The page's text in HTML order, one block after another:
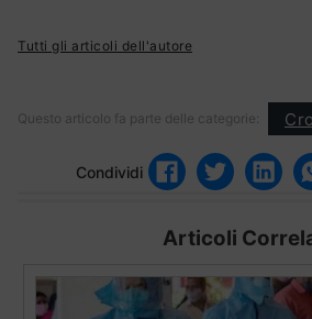
Tutti gli articoli dell'autore
Questo articolo fa parte delle categorie:
Condividi
Articoli